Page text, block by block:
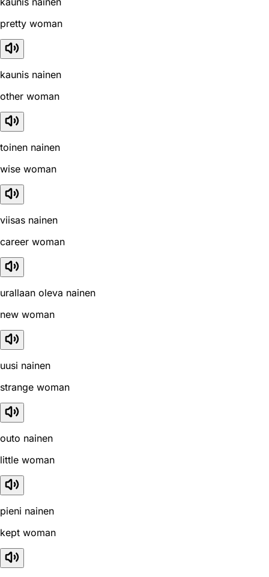
pretty woman
kaunis nainen
other woman
toinen nainen
wise woman
viisas nainen
career woman
urallaan oleva nainen
new woman
uusi nainen
strange woman
outo nainen
little woman
pieni nainen
kept woman